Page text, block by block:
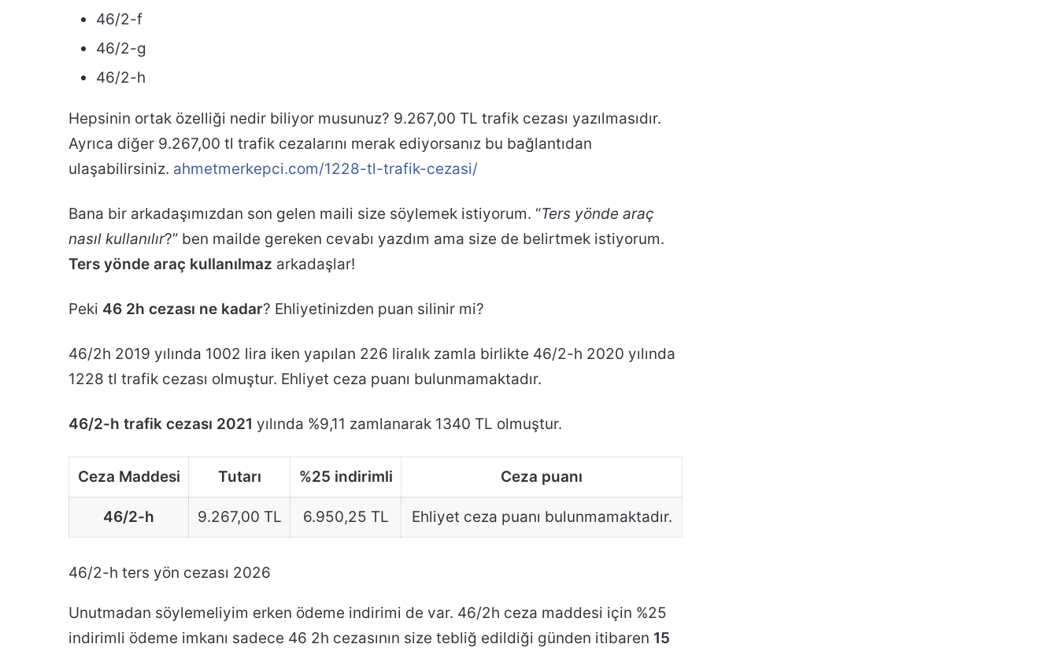
46/2-f
46/2-g
46/2-h
Hepsinin ortak özelliği nedir biliyor musunuz? 9.267,00 TL trafik cezası yazılmasıdır.
Ayrıca diğer 9.267,00 tl trafik cezalarını merak ediyorsanız bu bağlantıdan
ulaşabilirsiniz. ahmetmerkepci.com/1228-tl-trafik-cezasi/
Bana bir arkadaşımızdan son gelen maili size söylemek istiyorum. “Ters yönde araç
nasıl kullanılır?” ben mailde gereken cevabı yazdım ama size de belirtmek istiyorum.
Ters yönde araç kullanılmaz arkadaşlar!
Peki 46 2h cezası ne kadar? Ehliyetinizden puan silinir mi?
46/2h 2019 yılında 1002 lira iken yapılan 226 liralık zamla birlikte 46/2-h 2020 yılında
1228 tl trafik cezası olmuştur. Ehliyet ceza puanı bulunmamaktadır.
46/2-h trafik cezası 2021 yılında %9,11 zamlanarak 1340 TL olmuştur.
Ceza Maddesi Tutarı %25 indirimli Ceza puanı
46/2-h 9.267,00 TL 6.950,25 TL Ehliyet ceza puanı bulunmamaktadır.
46/2-h ters yön cezası 2026
Unutmadan söylemeliyim erken ödeme indirimi de var. 46/2h ceza maddesi için %25
indirimli ödeme imkanı sadece 46 2h cezasının size tebliğ edildiği günden itibaren 15